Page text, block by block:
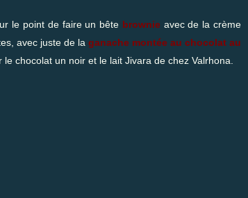
le point de faire un bête brownie avec de la crème
avec juste de la ganache montée au chocolat au
chocolat un noir et le lait Jivara de chez Valrhona.